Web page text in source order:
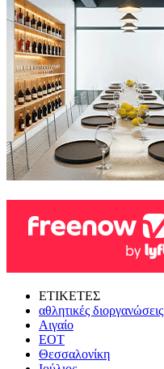
ΕΤΙΚΕΤΕΣ
αθλητικές διοργανώσεις
Αιγαίο
ΕΟΤ
Θεσσαλονίκη